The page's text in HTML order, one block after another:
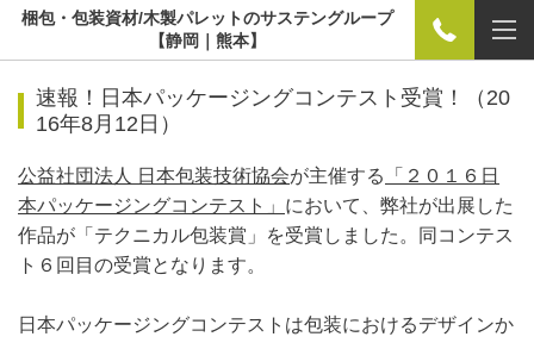
梱包・包装資材/木製パレットのサステングループ
【静岡｜熊本】
速報！日本パッケージングコンテスト受賞！
（20
16年8月12日）
公益社団法人 日本包装技術協会が主催する
「２０１６日
本パッケージングコンテスト」 において、弊社が出展した
作品が「テクニカル包装賞」を受賞しました。同コンテス
ト６回目の受賞となります。
日本パッケージングコンテストは包装におけるデザインか